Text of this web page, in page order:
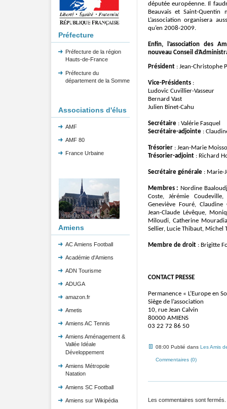
Préfecture
Préfecture de la région
Hauts-de-France
Préfecture du
département de la Somme
Associations d'élus
AMF
AMF 80
France Urbaine
Amiens
AC Amiens Football
Académie d'Amiens
ADN Tourisme
ADUGA
amazon.fr
Ametis
Amiens AC Tennis
Amiens Aménagement &
Vallée Idéale
Développement
Amiens Métropole
Natation
Amiens SC Football
Amiens sur Wikipédia
députée européenne.
Il
Beauvais et Saint-Quentin
L’association organisera
qu’en 2008-2009.
Enfin, l’association des
nouveau Conseil
Président : Jean-Christophe
Vice-Présidents :
Ludovic Cuvillier-Vasseur
Bernard Vast
Julien Binet-Cahu
Secrétaire : Valérie Fasquel
Secrétaire-adjointe :
Trésorier : Jean-Marie
Trésorier-adjoint : Richard
Secrétaire générale : Marie-
Membres : Nordine
Coste, Jérémie
Geneviève Fouré,
Jean-Claude Lévêque,
Miloudi, Catherine
Sellier, Lucie Thibaut, Michel
Membre de droit : Brigitte
CONTACT PRESSE
Permanence « L’Europe en
Siège de l’association
10, rue Jean Calvin
80000 AMIENS
03 22 72 86 50
08:00 Publié dans Les Amis
Commentaires (0)
Les commentaires sont fermés.